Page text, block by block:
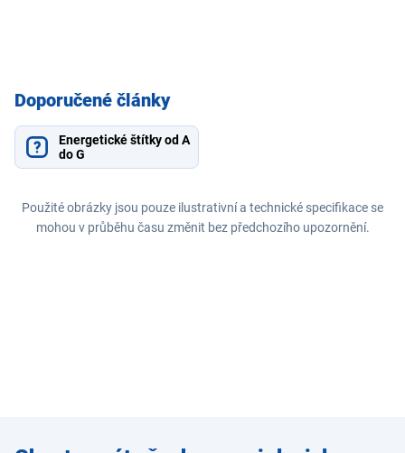
Doporučené články
Energetické štítky od A
do G
Použité obrázky jsou pouze ilustrativní a technické specifikace se
mohou v průběhu času změnit bez předchozího upozornění.